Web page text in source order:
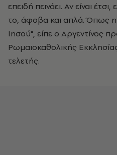
επειδή πεινάει. Αν είναι
το, άφοβα και απλά. Όπως η
Ιησού", είπε ο Αργεντίνος
Ρωμαιοκαθολικής
τελετής.